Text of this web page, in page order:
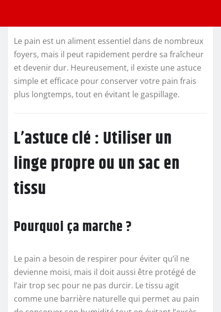
Le pain est un aliment essentiel dans de nombreux
foyers, mais il peut rapidement perdre sa fraîcheur
et devenir dur. Heureusement, il existe une astuce
simple et efficace pour conserver votre pain frais
plus longtemps, tout en évitant le gaspillage.
L’astuce clé : Utiliser un
linge propre ou un sac en
tissu
Pourquoi ça marche ?
Le pain a besoin de respirer pour éviter qu’il ne
devienne moisi, mais il doit aussi être protégé de
l’air trop sec pour ne pas durcir. Le tissu agit
comme une barrière naturelle qui permet au pain